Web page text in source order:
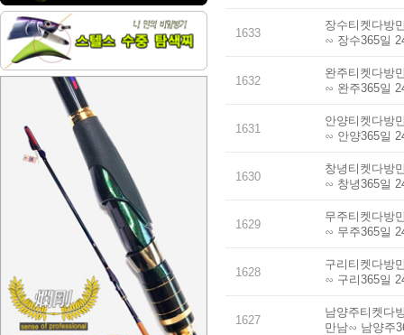
1633
장수티켓다방
∽ 장수365일
1632
완주티켓다방
∽ 완주365일
1631
안양티켓다방
∽ 안양365일
1630
창녕티켓다방
∽ 창녕365일
1629
무주티켓다방
∽ 무주365일
1628
구리티켓다방
∽ 구리365일
1627
남양주티켓다
만남∽ 남양주